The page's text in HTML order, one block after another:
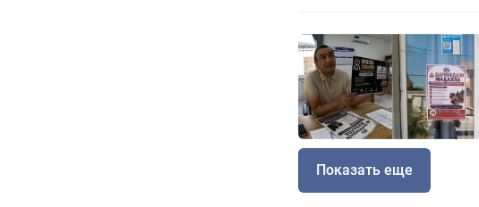
Показать еще